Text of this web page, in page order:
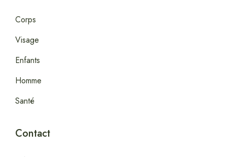
Corps
Visage
Enfants
Homme
Santé
Contact